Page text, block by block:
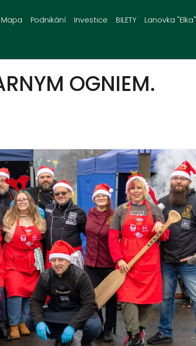
Mapa Podnikání Investice BILETY Lanovka "Elka"
OGNIEM.